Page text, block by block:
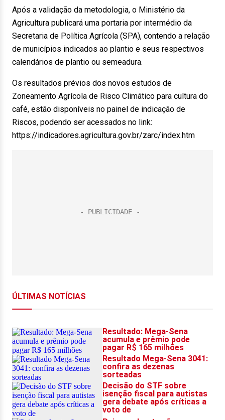
Após a validação da metodologia, o Ministério da
Agricultura publicará uma portaria por intermédio da
Secretaria de Política Agrícola (SPA), contendo a relação
de municípios indicados ao plantio e seus respectivos
calendários de plantio ou semeadura.
Os resultados prévios dos novos estudos de
Zoneamento Agrícola de Risco Climático para cultura do
café, estão disponíveis no painel de indicação de
Riscos, podendo ser acessados no link:
https://indicadores.agricultura.gov.br/zarc/index.htm